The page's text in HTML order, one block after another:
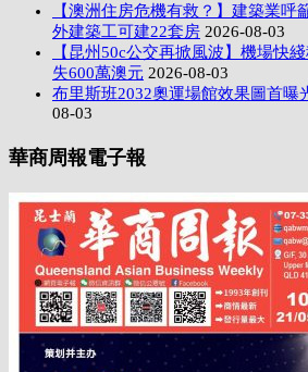
【澳洲住房危機有救？】建築業呼
外建築工可建22套房 2026-08-03
【昆州50c公交再掀風波】機場快
失600萬澳元 2026-08-03
布里斯班2032奧運場館效果圖首曝
08-03
華商周報電子報